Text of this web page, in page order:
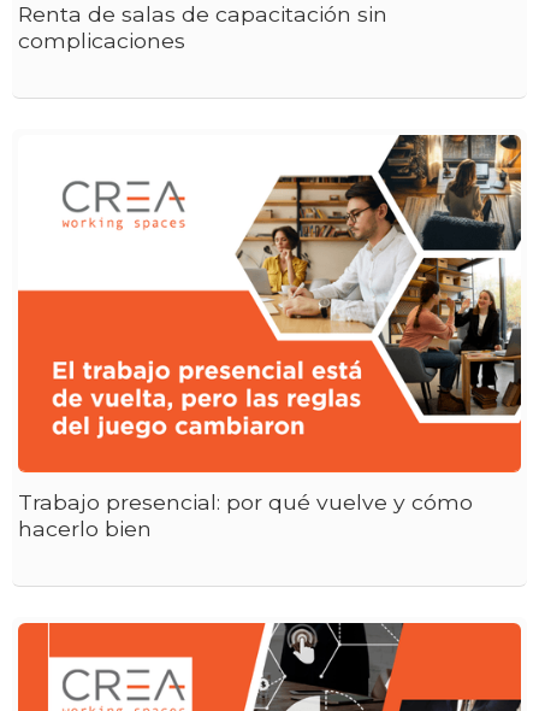
Renta de salas de capacitación sin
complicaciones
Trabajo presencial: por qué vuelve y cómo
hacerlo bien